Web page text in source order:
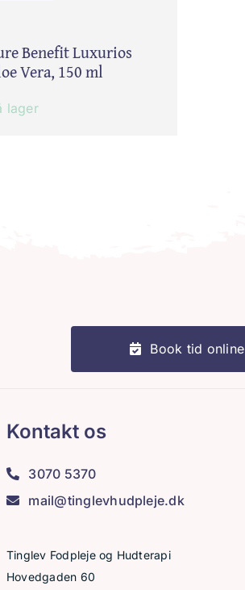
Benefit Luxurios
Vera, 150 ml
lager
Book tid online
Kontakt os
3070 5370
mail@tinglevhudpleje.dk
Tinglev Fodpleje og Hudterapi
Hovedgaden 60